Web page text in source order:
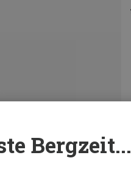
Bergzeit...